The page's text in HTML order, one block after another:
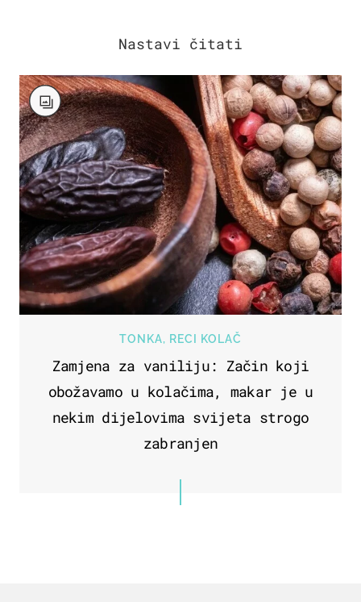
TONKA, RECI KOLAČ
Zamjena za vaniliju: Začin koji
obožavamo u kolačima, makar je u
nekim dijelovima svijeta strogo
zabranjen